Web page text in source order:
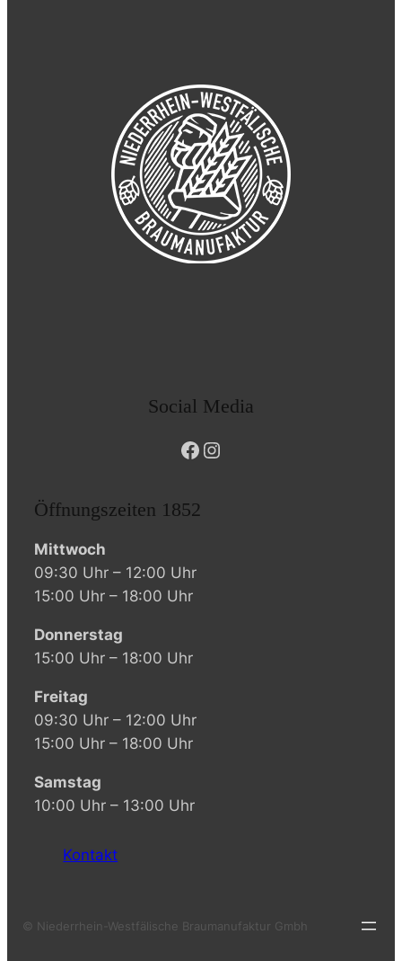
Social Media
Facebook Instagram
Öffnungszeiten 1852
Mittwoch
09:30 Uhr – 12:00 Uhr
15:00 Uhr – 18:00 Uhr
Donnerstag
15:00 Uhr – 18:00 Uhr
Freitag
09:30 Uhr – 12:00 Uhr
15:00 Uhr – 18:00 Uhr
Samstag
10:00 Uhr – 13:00 Uhr
Kontakt
© Niederrhein-Westfälische Braumanufaktur Gmbh